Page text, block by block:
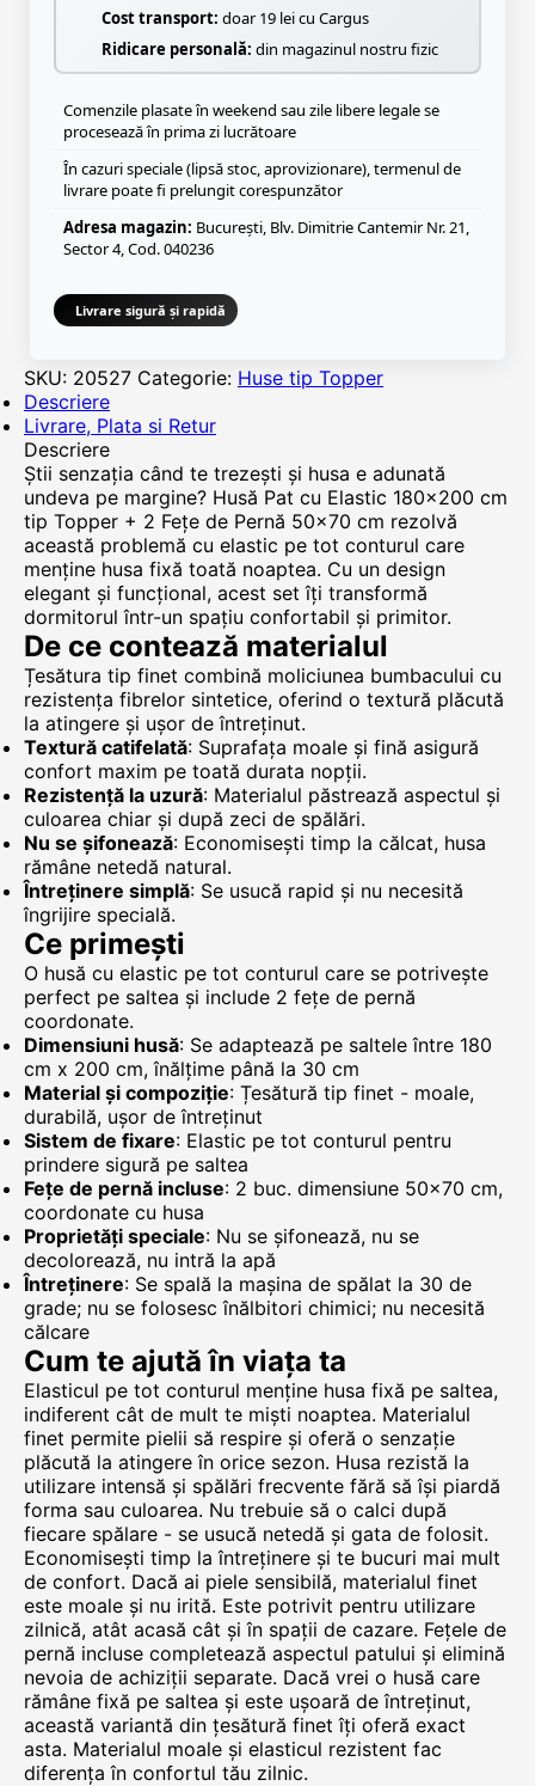
Cost transport: doar 19 lei cu Cargus
Ridicare personală: din magazinul nostru fizic
Comenzile plasate în weekend sau zile libere legale se
procesează în prima zi lucrătoare
În cazuri speciale (lipsă stoc, aprovizionare), termenul de
livrare poate fi prelungit corespunzător
Adresa magazin: București, Blv. Dimitrie Cantemir Nr. 21,
Sector 4, Cod. 040236
Livrare sigură și rapidă
SKU: 20527 Categorie: Huse tip Topper
Descriere
Livrare, Plata si Retur
Descriere
Știi senzația când te trezești și husa e adunată
undeva pe margine? Husă Pat cu Elastic 180x200 cm
tip Topper + 2 Fețe de Pernă 50x70 cm rezolvă
această problemă cu elastic pe tot conturul care
menține husa fixă toată noaptea. Cu un design
elegant și funcțional, acest set îți transformă
dormitorul într-un spațiu confortabil și primitor.
De ce contează materialul
Țesătura tip finet combină moliciunea bumbacului cu
rezistența fibrelor sintetice, oferind o textură plăcută
la atingere și ușor de întreținut.
Textură catifelată: Suprafața moale și fină asigură
confort maxim pe toată durata nopții.
Rezistență la uzură: Materialul păstrează aspectul și
culoarea chiar și după zeci de spălări.
Nu se șifonează: Economisești timp la călcat, husa
rămâne netedă natural.
Întreținere simplă: Se usucă rapid și nu necesită
îngrijire specială.
Ce primești
O husă cu elastic pe tot conturul care se potrivește
perfect pe saltea și include 2 fețe de pernă
coordonate.
Dimensiuni husă: Se adaptează pe saltele între 180
cm x 200 cm, înălțime până la 30 cm
Material și compoziție: Țesătură tip finet - moale,
durabilă, ușor de întreținut
Sistem de fixare: Elastic pe tot conturul pentru
prindere sigură pe saltea
Fețe de pernă incluse: 2 buc. dimensiune 50x70 cm,
coordonate cu husa
Proprietăți speciale: Nu se șifonează, nu se
decolorează, nu intră la apă
Întreținere: Se spală la mașina de spălat la 30 de
grade; nu se folosesc înălbitori chimici; nu necesită
călcare
Cum te ajută în viața ta
Elasticul pe tot conturul menține husa fixă pe saltea,
indiferent cât de mult te miști noaptea. Materialul
finet permite pielii să respire și oferă o senzație
plăcută la atingere în orice sezon. Husa rezistă la
utilizare intensă și spălări frecvente fără să își piardă
forma sau culoarea. Nu trebuie să o calci după
fiecare spălare - se usucă netedă și gata de folosit.
Economisești timp la întreținere și te bucuri mai mult
de confort. Dacă ai piele sensibilă, materialul finet
este moale și nu irită. Este potrivit pentru utilizare
zilnică, atât acasă cât și în spații de cazare. Fețele de
pernă incluse completează aspectul patului și elimină
nevoia de achiziții separate. Dacă vrei o husă care
rămâne fixă pe saltea și este ușoară de întreținut,
această variantă din țesătură finet îți oferă exact
asta. Materialul moale și elasticul rezistent fac
diferența în confortul tău zilnic.